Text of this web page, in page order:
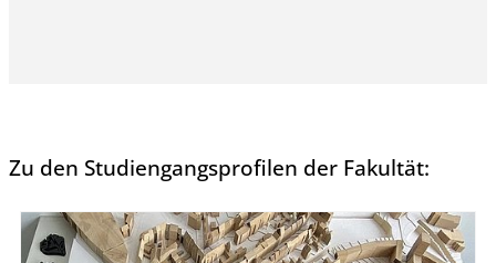
Zu den Studiengangsprofilen der Fakultät: